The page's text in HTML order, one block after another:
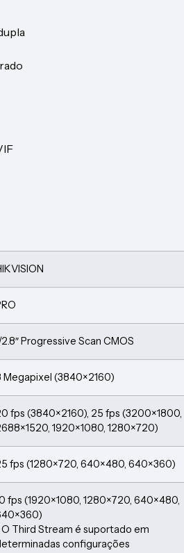
2.8″ Progressive Scan CMOS
Megapixel (3840×2160)
fps (3840×2160), 25 fps (3200×1800,
1920×1080, 1280×720)
fps (1280×720, 640×480, 640×360)
fps (1920×1080, 1280×720, 640×480,
O Third Stream é suportado em
configurações